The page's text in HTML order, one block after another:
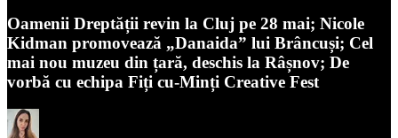
Oamenii Dreptății revin la Cluj pe 28 mai; Nicole
Kidman promovează „Danaida” lui Brâncuși; Cel
mai nou muzeu din țară, deschis la Râșnov; De
vorbă cu echipa Fiți cu-Minți Creative Fest